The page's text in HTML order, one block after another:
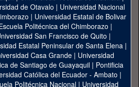
de Otavalo | Universidad Nacional
| Universidad Estatal de Bolivar
Politécnica del Chimborazo |
San Francisco de Quito |
Estatal Peninsular de Santa Elena|
Casa Grande | Universidad
de Santiago de Guayaquil| Pontificia
Católica del Ecuador - Ambato |
Politécnica Nacional| Universidad